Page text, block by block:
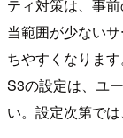
ティ対策は、事
当範囲が少ない
ちやすくなります
S3の設定は、ユ
い。設定次第で